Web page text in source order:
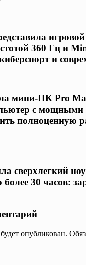
360 Гц и
и
мини-ПК Pro
с
полноценную
сверхлегкий
30 часов:
опубликован.